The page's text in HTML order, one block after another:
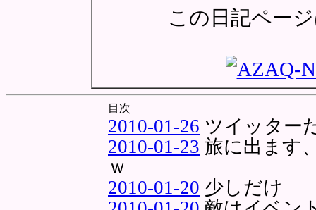
この日記ペー
目次
2010-01-26 ツイッター
2010-01-23 旅に出ます
ｗ
2010-01-20 少しだけ